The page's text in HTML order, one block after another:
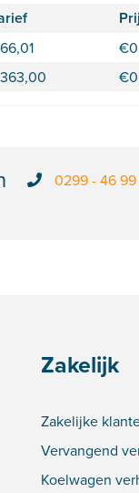
66,01 €
363,00 €
0299 - 46
Zakelijk
Zakelijke
Vervangend
Koelwagen